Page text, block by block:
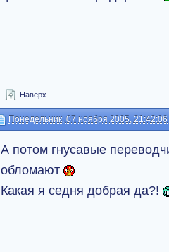
Наверх
Понедельник, 07 ноября 2005, 21:42:06
А потом гнусавые
обломают
Какая я седня добрая да?!